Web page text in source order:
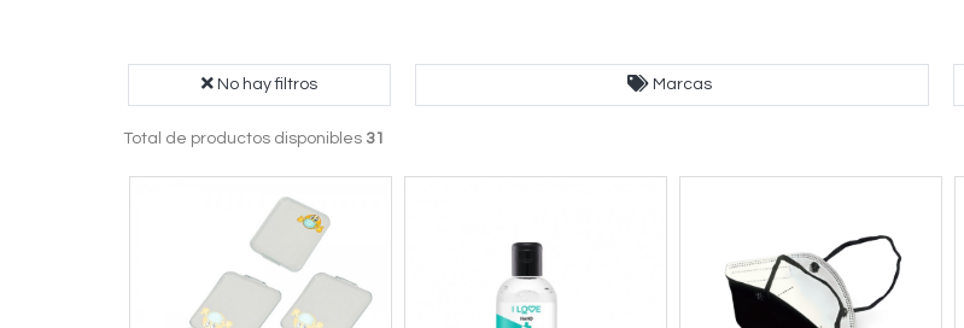
No hay filtros Marcas
Total de productos disponibles 31